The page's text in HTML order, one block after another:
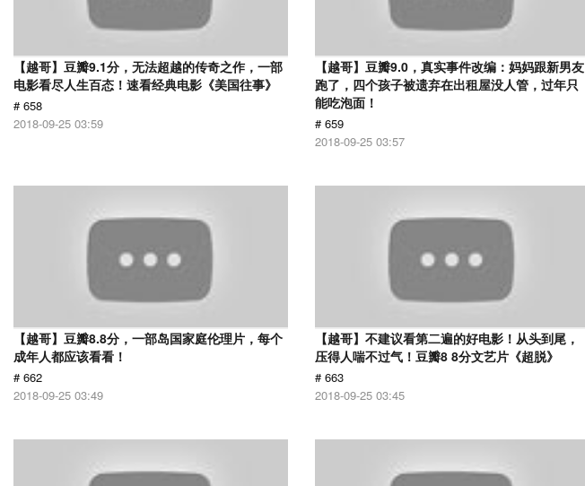
【越哥】豆瓣9.1分，无法超越的传奇之作，一部
电影看尽人生百态！速看经典电影《美国往事》
# 658
2018-09-25 03:59
【越哥】豆瓣9.0，真实事件改编：妈妈跟新男友
跑了，四个孩子被遗弃在出租屋没人管，过年只
能吃泡面！
# 659
2018-09-25 03:57
【越哥】豆瓣8.8分，一部岛国家庭伦理片，每个
成年人都应该看看！
# 662
2018-09-25 03:49
【越哥】不建议看第二遍的好电影！从头到尾，
压得人喘不过气！豆瓣8 8分文艺片《超脱》
# 663
2018-09-25 03:45